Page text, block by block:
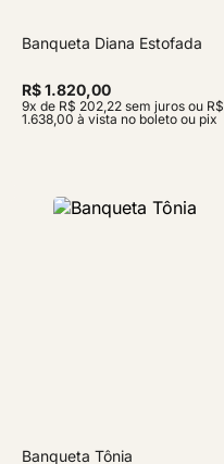
Banqueta Diana Estofada
R$ 1.820,00
9x de R$ 202,22 sem juros ou R$
1.638,00 à vista no boleto ou pix
Banqueta Tônia